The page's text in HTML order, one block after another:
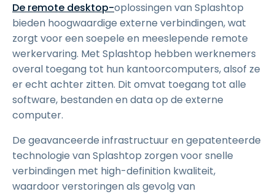
De remote desktop-oplossingen van Splashtop
bieden hoogwaardige externe verbindingen, wat
zorgt voor een soepele en meeslepende remote
werkervaring. Met Splashtop hebben werknemers
overal toegang tot hun kantoorcomputers, alsof ze
er echt achter zitten. Dit omvat toegang tot alle
software, bestanden en data op de externe
computer.
De geavanceerde infrastructuur en gepatenteerde
technologie van Splashtop zorgen voor snelle
verbindingen met high-definition kwaliteit,
waardoor verstoringen als gevolg van